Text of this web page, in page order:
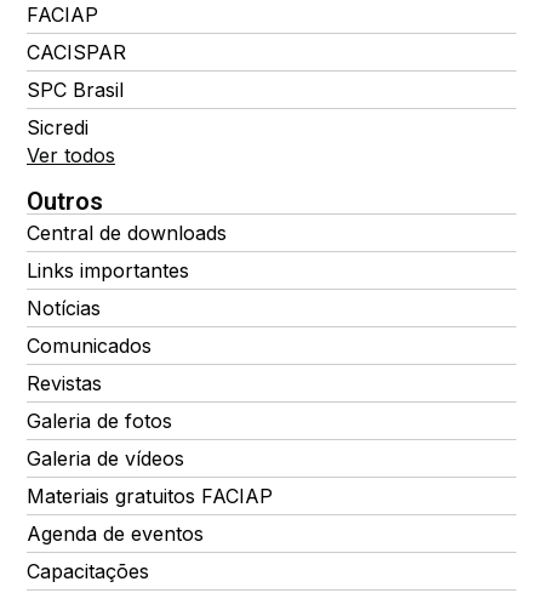
FACIAP
CACISPAR
SPC Brasil
Sicredi
Ver todos
Outros
Central de downloads
Links importantes
Notícias
Comunicados
Revistas
Galeria de fotos
Galeria de vídeos
Materiais gratuitos FACIAP
Agenda de eventos
Capacitações